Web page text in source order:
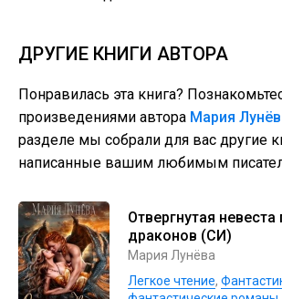
ДРУГИЕ КНИГИ АВТОРА
Понравилась эта книга?
произведениями автора Мария
разделе мы собрали для вас другие
написанные вашим любимым
Отвергнутая невеста
драконов (СИ)
Мария Лунёва
Легкое чтение,